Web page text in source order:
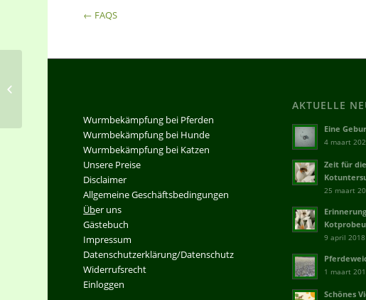
← FAQS
Wurmbekämpfung bei Pferden
Wurmbekämpfung bei Hunde
Wurmbekämpfung bei Katzen
Unsere Preise
Disclaimer
Allgemeine Geschäftsbedingungen
Über uns
Gästebuch
Impressum
Datenschutzerklärung/Datenschutz
Widerrufsrecht
Einloggen
AKTUELLE
Eine
4 maart
Zeit für
25 maart
Erinnerung
9 april
1 maart
Schönes